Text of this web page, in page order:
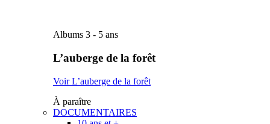
Albums 3 - 5 ans
L’auberge de la forêt
Voir L’auberge de la forêt
À paraître
DOCUMENTAIRES